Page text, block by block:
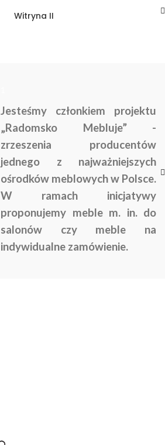
Witryna II
Jesteśmy członkiem projektu
„Radomsko Mebluje” -
zrzeszenia producentów
jednego z najważniejszych
ośrodków meblowych w Polsce.
W ramach inicjatywy
proponujemy meble m. in. do
salonów czy meble na
indywidualne zamówienie.